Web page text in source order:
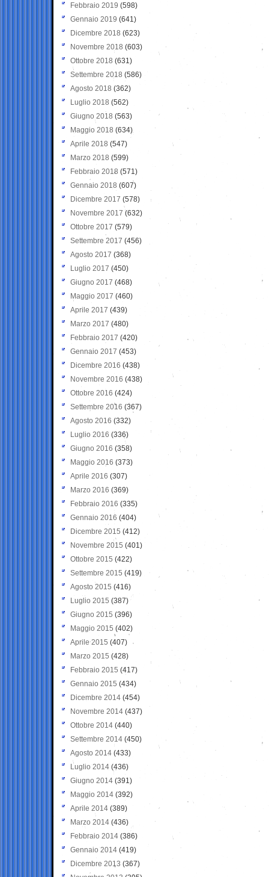
Febbraio 2019 (598)
Gennaio 2019 (641)
Dicembre 2018 (623)
Novembre 2018 (603)
Ottobre 2018 (631)
Settembre 2018 (586)
Agosto 2018 (362)
Luglio 2018 (562)
Giugno 2018 (563)
Maggio 2018 (634)
Aprile 2018 (547)
Marzo 2018 (599)
Febbraio 2018 (571)
Gennaio 2018 (607)
Dicembre 2017 (578)
Novembre 2017 (632)
Ottobre 2017 (579)
Settembre 2017 (456)
Agosto 2017 (368)
Luglio 2017 (450)
Giugno 2017 (468)
Maggio 2017 (460)
Aprile 2017 (439)
Marzo 2017 (480)
Febbraio 2017 (420)
Gennaio 2017 (453)
Dicembre 2016 (438)
Novembre 2016 (438)
Ottobre 2016 (424)
Settembre 2016 (367)
Agosto 2016 (332)
Luglio 2016 (336)
Giugno 2016 (358)
Maggio 2016 (373)
Aprile 2016 (307)
Marzo 2016 (369)
Febbraio 2016 (335)
Gennaio 2016 (404)
Dicembre 2015 (412)
Novembre 2015 (401)
Ottobre 2015 (422)
Settembre 2015 (419)
Agosto 2015 (416)
Luglio 2015 (387)
Giugno 2015 (396)
Maggio 2015 (402)
Aprile 2015 (407)
Marzo 2015 (428)
Febbraio 2015 (417)
Gennaio 2015 (434)
Dicembre 2014 (454)
Novembre 2014 (437)
Ottobre 2014 (440)
Settembre 2014 (450)
Agosto 2014 (433)
Luglio 2014 (436)
Giugno 2014 (391)
Maggio 2014 (392)
Aprile 2014 (389)
Marzo 2014 (436)
Febbraio 2014 (386)
Gennaio 2014 (419)
Dicembre 2013 (367)